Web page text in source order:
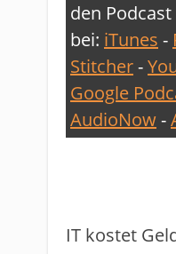
den
bei: iTunes -
Stitcher-
Google
AudioNow-
IT kostet